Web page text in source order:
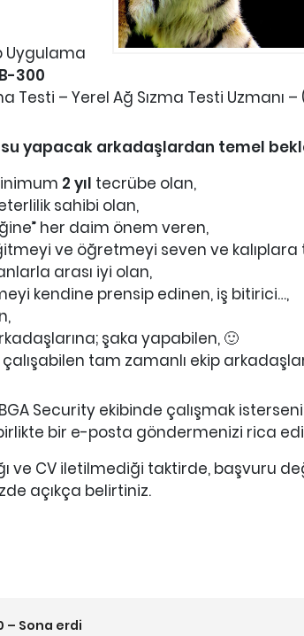
Uygulama
300
Testi – Yerel Ağ Sızma Testi Uzmanı –
yapacak arkadaşlardan temel
2 yıl tecrübe olan,
sahibi olan,
her daim önem veren,
ve öğretmeyi seven ve kalıplara
arası iyi olan,
kendine prensip edinen, iş bitirici…,
şaka yapabilen, 🙂
tam zamanlı ekip
Security ekibinde çalışmak
bir e-posta göndermenizi rica
ve CV iletilmediği taktirde, başvuru
açıkça belirtiniz.
– Sona erdi